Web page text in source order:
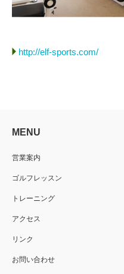
http://elf-sports.com/
MENU
営業案内
ゴルフレッスン
トレーニング
アクセス
リンク
お問い合わせ